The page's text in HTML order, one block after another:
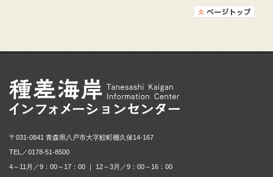
〒031-0841 青森県八戸市大字鮫町棚久保14-167
TEL／0178-51-8500
4～11月／9：00～17：00 ｜ 12～3月／9：00～16：00